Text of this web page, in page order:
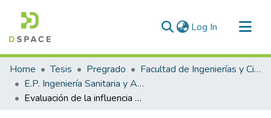
Log In (current)
Communities & Collections
All of DSpace
Statistics
Home Tesis Pregrado
Facultad de Ingenierías y Ciencias Puras
E.P. Ingeniería Sanitaria y Ambiental
Evaluación de la influencia del coeficiente de rugosidad en el comportamiento hidráulico del sistema de distribución de agua potable en el Centro Poblado de Jacha Jaá, Moho – 2023